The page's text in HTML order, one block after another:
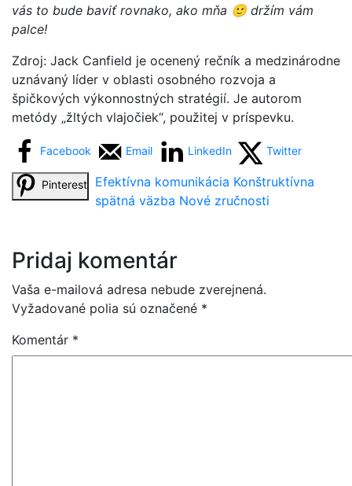
vás to bude baviť rovnako, ako mňa 🙂 držím vám
palce!
Zdroj: Jack Canfield je ocenený rečník a medzinárodne
uznávaný líder v oblasti osobného rozvoja a
špičkových výkonnostných stratégií. Je autorom
metódy „žltých vlajočiek“, použitej v príspevku.
Facebook Email LinkedIn Twitter
Pinterest Efektívna komunikácia Konštruktívna
spätná väzba Nové zručnosti
Pridaj komentár
Vaša e-mailová adresa nebude zverejnená.
Vyžadované polia sú označené *
Komentár *